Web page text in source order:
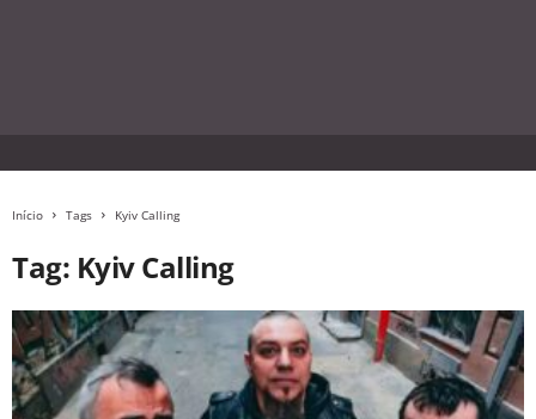
Início Tags Kyiv Calling
Tag: Kyiv Calling